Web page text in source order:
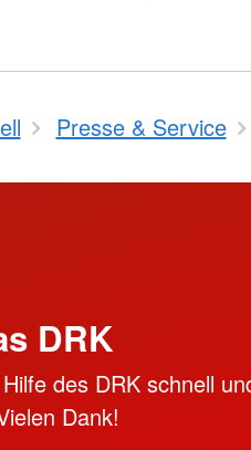
Presse & Service
DRK
des DRK schnell
Dank!